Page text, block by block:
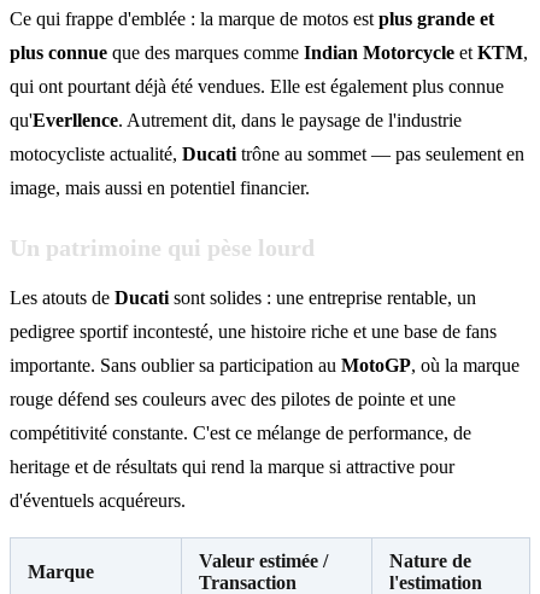
Ce qui frappe d'emblée : la marque de motos est plus grande et
plus connue que des marques comme Indian Motorcycle et KTM,
qui ont pourtant déjà été vendues. Elle est également plus connue
qu'Everllence. Autrement dit, dans le paysage de l'industrie
motocycliste actualité, Ducati trône au sommet — pas seulement en
image, mais aussi en potentiel financier.
Un patrimoine qui pèse lourd
Les atouts de Ducati sont solides : une entreprise rentable, un
pedigree sportif incontesté, une histoire riche et une base de fans
importante. Sans oublier sa participation au MotoGP, où la marque
rouge défend ses couleurs avec des pilotes de pointe et une
compétitivité constante. C'est ce mélange de performance, de
heritage et de résultats qui rend la marque si attractive pour
d'éventuels acquéreurs.
Marque
Valeur estimée /
Transaction
Nature de
l'estimation